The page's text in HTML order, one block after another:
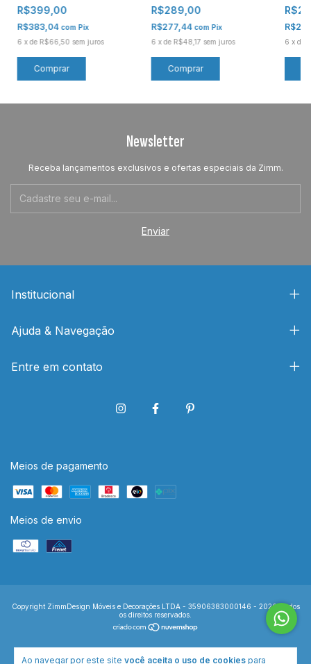
Ao navegar por este site você aceita o uso de cookies para
R$399,00
R$383,04 com Pix
6 xde R$66,50 sem juros
R$289,00
R$277,44 com Pix
6 xde R$48,17 sem juros 6 x de
Newsletter
Receba lançamentos exclusivos e ofertas especiais da Zimm.
Institucional
Ajuda & Navegação
Entre em contato
Meios de pagamento
Meios de envio
Copyright ZimmDesign Móveis e Decorações LTDA - 35906383000146 - 2026. Todos
os direitos reservados.